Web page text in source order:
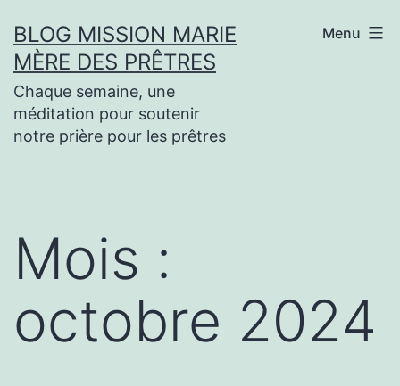
au
contenu
BLOG MISSION MARIE
MÈRE DES PRÊTRES
Chaque semaine, une
méditation pour soutenir
notre prière pour les prêtres
Menu
Mois :
octobre 2024